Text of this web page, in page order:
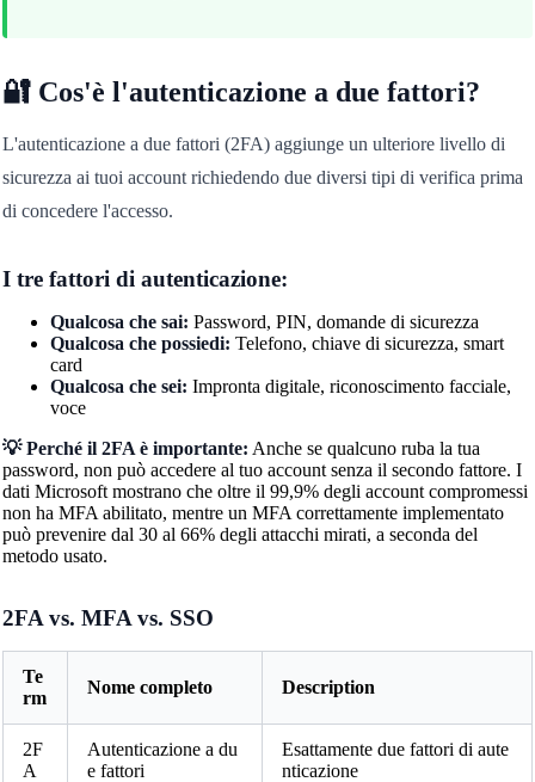
🔐 Cos'è l'autenticazione a due fattori?
L'autenticazione a due fattori (2FA) aggiunge un ulteriore livello di
sicurezza ai tuoi account richiedendo due diversi tipi di verifica prima
di concedere l'accesso.
I tre fattori di autenticazione:
Qualcosa che sai: Password, PIN, domande di sicurezza
Qualcosa che possiedi: Telefono, chiave di sicurezza, smart
card
Qualcosa che sei: Impronta digitale, riconoscimento facciale,
voce
💡 Perché il 2FA è importante: Anche se qualcuno ruba la tua
password, non può accedere al tuo account senza il secondo fattore. I
dati Microsoft mostrano che oltre il 99,9% degli account compromessi
non ha MFA abilitato, mentre un MFA correttamente implementato
può prevenire dal 30 al 66% degli attacchi mirati, a seconda del
metodo usato.
2FA vs. MFA vs. SSO
Te
rm
Nome completo Description
2F
A
Autenticazione a du
e fattori
Esattamente due fattori di aute
nticazione